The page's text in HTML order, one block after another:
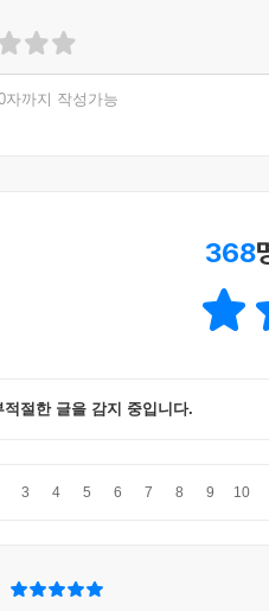
자까지 작성가능
368
적절한 글을 감지 중입니다.
3 4 5 6 7 8 9 10